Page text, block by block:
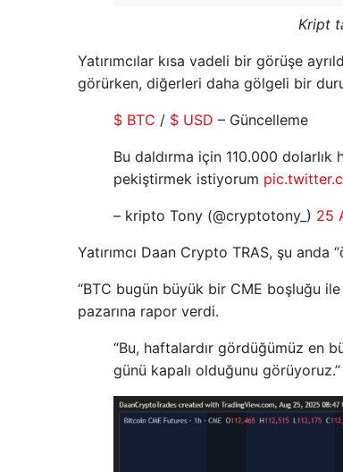
Kript
Yatırımcılar kısa vadeli bir görüşe
görürken, diğerleri daha gölgeli bir
$ BTC / $ USD – Güncelleme
Bu daldırma için 110.000 dolarlık
pekiştirmek istiyorum
– kripto Tony (@cryptotony_) 25
Yatırımcı Daan Crypto TRAS, şu
“BTC bugün büyük bir CME boşluğu
pazarına rapor verdi.
“Bu, haftalardır gördüğümüz en
günü kapalı olduğunu görüyoruz.”